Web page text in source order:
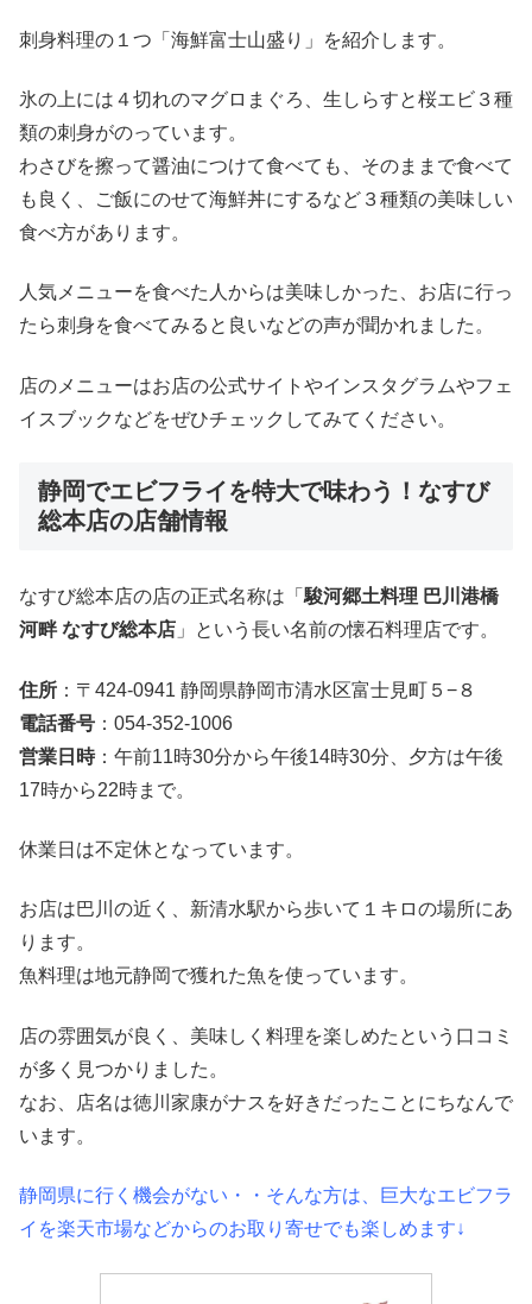
刺身料理の１つ「海鮮富士山盛り」を紹介します。
氷の上には４切れのマグロまぐろ、生しらすと桜エビ３種
類の刺身がのっています。
わさびを擦って醤油につけて食べても、そのままで食べて
も良く、ご飯にのせて海鮮丼にするなど３種類の美味しい
食べ方があります。
人気メニューを食べた人からは美味しかった、お店に行っ
たら刺身を食べてみると良いなどの声が聞かれました。
店のメニューはお店の公式サイトやインスタグラムやフェ
イスブックなどをぜひチェックしてみてください。
静岡でエビフライを特大で味わう！なすび
総本店の店舗情報
なすび総本店の店の正式名称は「 駿河郷土料理 巴川港橋
河畔 なすび総本店 」という長い名前の懐石料理店です。
住所 ：〒424-0941 静岡県静岡市清水区富士見町５−８
電話番号 ：054-352-1006
営業日時：午前11時30分から午後14時30分、夕方は午後
17時から22時まで。
休業日は不定休となっています。
お店は巴川の近く、新清水駅から歩いて１キロの場所にあ
ります。
魚料理は地元静岡で獲れた魚を使っています。
店の雰囲気が良く、美味しく料理を楽しめたという口コミ
が多く見つかりました。
なお、店名は徳川家康がナスを好きだったことにちなんで
います。
静岡県に行く機会がない・・そんな方は、巨大なエビフラ
イを楽天市場などからのお取り寄せでも楽しめます↓